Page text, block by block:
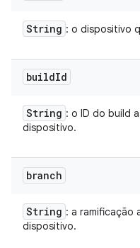
String : o dispositivo
buildId
String : o ID do build
dispositivo.
branch
String : a ramificação
dispositivo.